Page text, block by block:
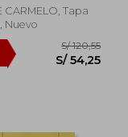
CARMELO, Tapa
Nuevo